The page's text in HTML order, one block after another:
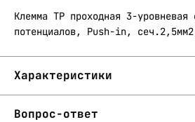
Клемма TP проходная 3-уровневая
потенциалов, Push-in,
Характеристики
Вопрос-ответ